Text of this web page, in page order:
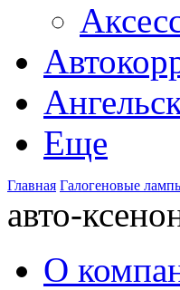
Еще
Главная Галогеновые
авто-
О